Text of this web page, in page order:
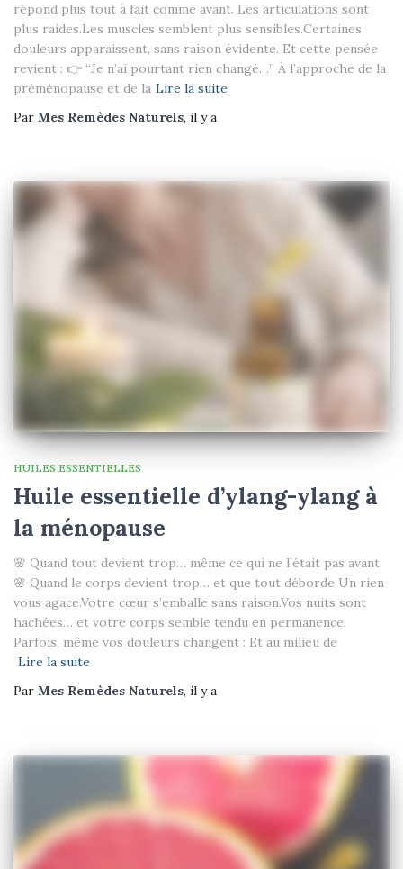
répond plus tout à fait comme avant. Les articulations sont
plus raides.Les muscles semblent plus sensibles.Certaines
douleurs apparaissent, sans raison évidente. Et cette pensée
revient : 👉 “Je n’ai pourtant rien changé…” À l’approche de la
préménopause et de la Lire la suite
Par Mes Remèdes Naturels, il y a
HUILES ESSENTIELLES
Huile essentielle d’ylang-ylang à
la ménopause
🌸 Quand tout devient trop… même ce qui ne l’était pas avant
🌸 Quand le corps devient trop… et que tout déborde Un rien
vous agace.Votre cœur s’emballe sans raison.Vos nuits sont
hachées… et votre corps semble tendu en permanence.
Parfois, même vos douleurs changent : Et au milieu de
Lire la suite
Par Mes Remèdes Naturels, il y a